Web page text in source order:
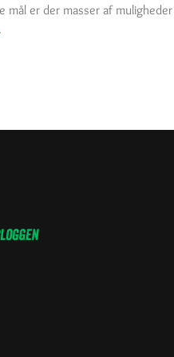
mål er der masser af
.